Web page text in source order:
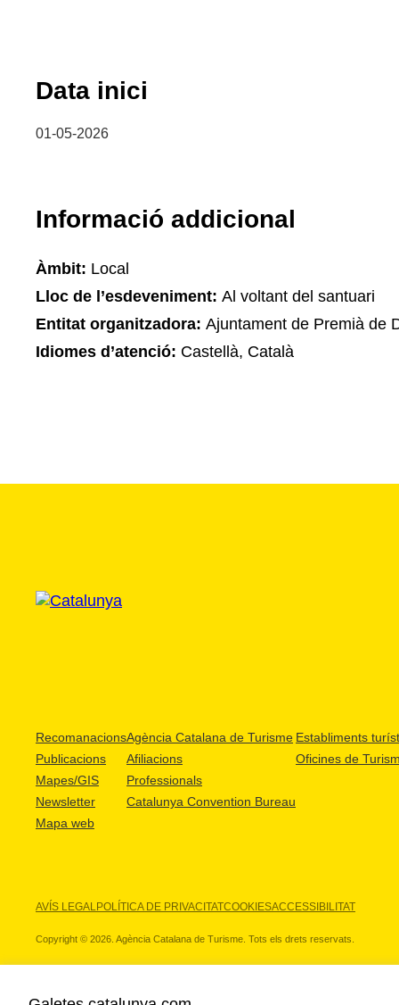
Data inici
01-05-2026
Informació addicional
Àmbit: Local
Lloc de l’esdeveniment: Al voltant del santuari
Entitat organitzadora: Ajuntament de Premià de
Idiomes d’atenció: Castellà, Català
Recomanacions
Publicacions
Mapes/GIS
Newsletter
Mapa web
Agència Catalana de Turisme
Afiliacions
Professionals
Catalunya Convention Bureau
Establiments
Oficines de
AVÍS LEGALPOLÍTICA DE PRIVACITATCOOKIESACCESSIBILITAT
Copyright © 2026. Agència Catalana de Turisme. Tots els drets reservats.